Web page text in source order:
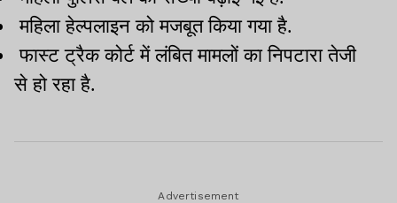
महिला हेल्पलाइन को मजबूत किया गया है.
फास्ट ट्रैक कोर्ट में लंबित मामलों का निपटारा तेजी
से हो रहा है.
Advertisement